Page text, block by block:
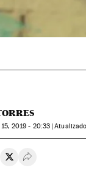
15, 2019 - 20:33
en Whatsapp
en Facebook
Compartir en
Desplegar